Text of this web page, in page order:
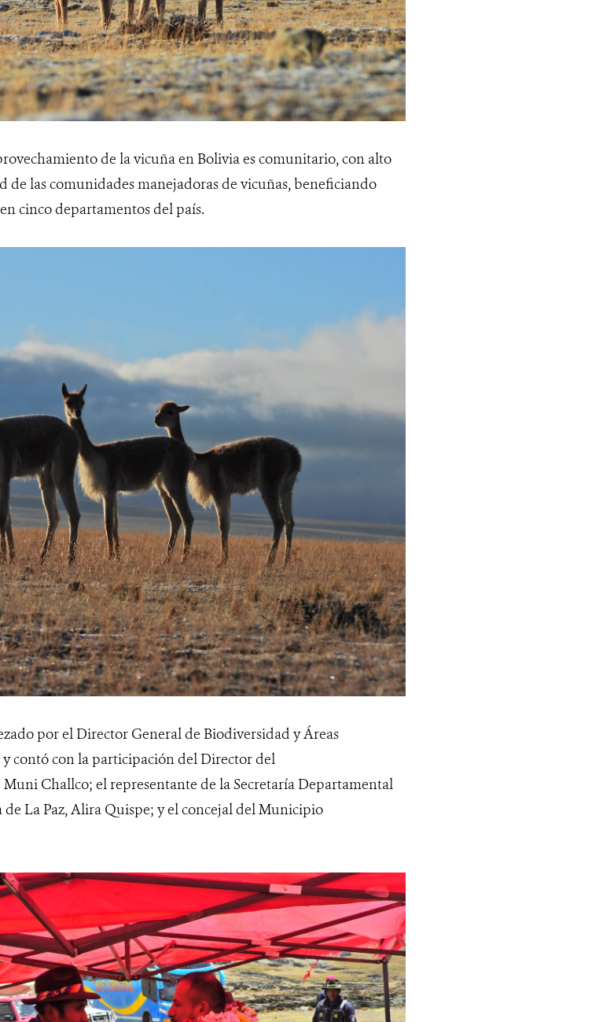
de la vicuña en Bolivia es comunitario, con alto
de las comunidades manejadoras de vicuñas, beneficiando
cinco departamentos del país.
por el Director General de Biodiversidad y Áreas
y contó con la participación del Director del
Challco; el representante de la Secretaría Departamental
La Paz, Alira Quispe; y el concejal del Municipio